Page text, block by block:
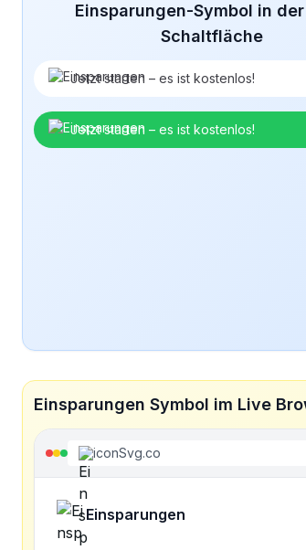
Einsparungen-Symbol in
Schaltfläche
Jetzt starten – es ist kostenlos!
Jetzt starten – es ist kostenlos!
Einsparungen Symbol im Live
iconSvg.co
Einsparungen